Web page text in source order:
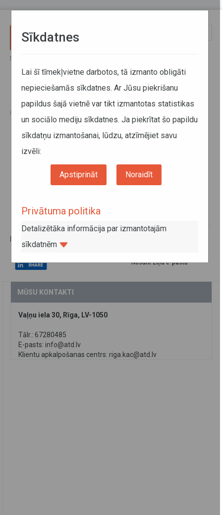
Sākums
Likumi
01. jūlijs 2020
Autopārvadājumu likums
Sabiedriskā transporta pakalpojumu likums
Bīstamo kravu aprites likums
Ceļu satiksmes likums
(īpaši V nodaļa)
Administratīvā procesa likums
Ieteikt šo rakstu
Nosūtīt ziņu e-pastā
MŪSU KONTAKTI
Vaļņu iela 30, Rīga, LV-1050
Tālr.: 67280485
E-pasts: info@atd.lv
Klientu apkalpošanas centrs: riga.kac@atd.lv
Sīkdatnes
Lai šī tīmekļvietne darbotos, tā izmanto obligāti
nepieciešamās sīkdatnes. Ar Jūsu piekrišanu
papildus šajā vietnē var tikt izmantotas statistikas
un sociālo mediju sīkdatnes. Ja piekrītat šo papildu
sīkdatņu izmantošanai, lūdzu, atzīmējiet savu
izvēli:
Apstiprināt Noraidīt
Privātuma politika
Detalizētāka informācija par izmantotajām
sīkdatnēm